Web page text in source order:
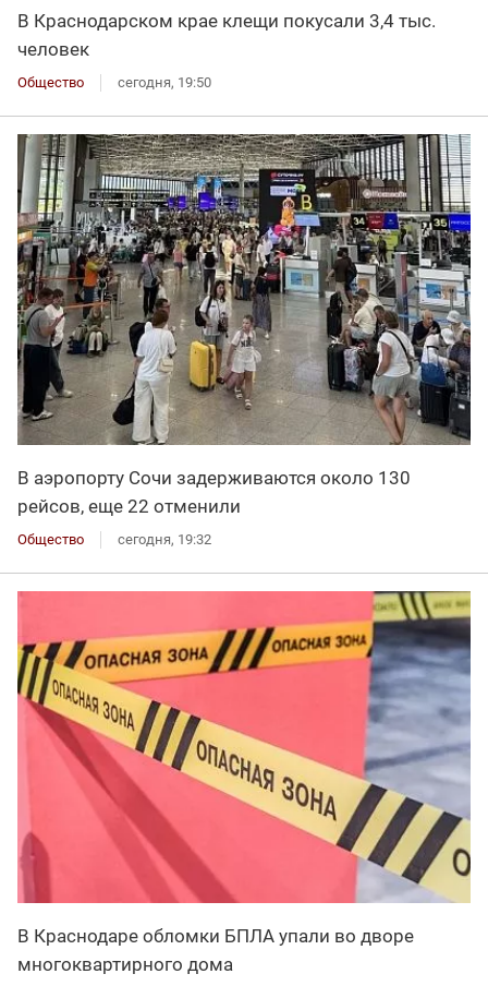
В Краснодарском крае клещи покусали 3,4 тыс.
человек
Общество сегодня, 19:50
В аэропорту Сочи задерживаются около 130
рейсов, еще 22 отменили
Общество сегодня, 19:32
В Краснодаре обломки БПЛА упали во дворе
многоквартирного дома